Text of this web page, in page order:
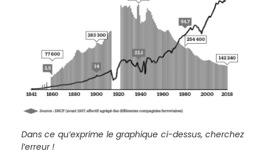
Dans ce qu’exprime le graphique ci-dessus, cherchez
l’erreur !